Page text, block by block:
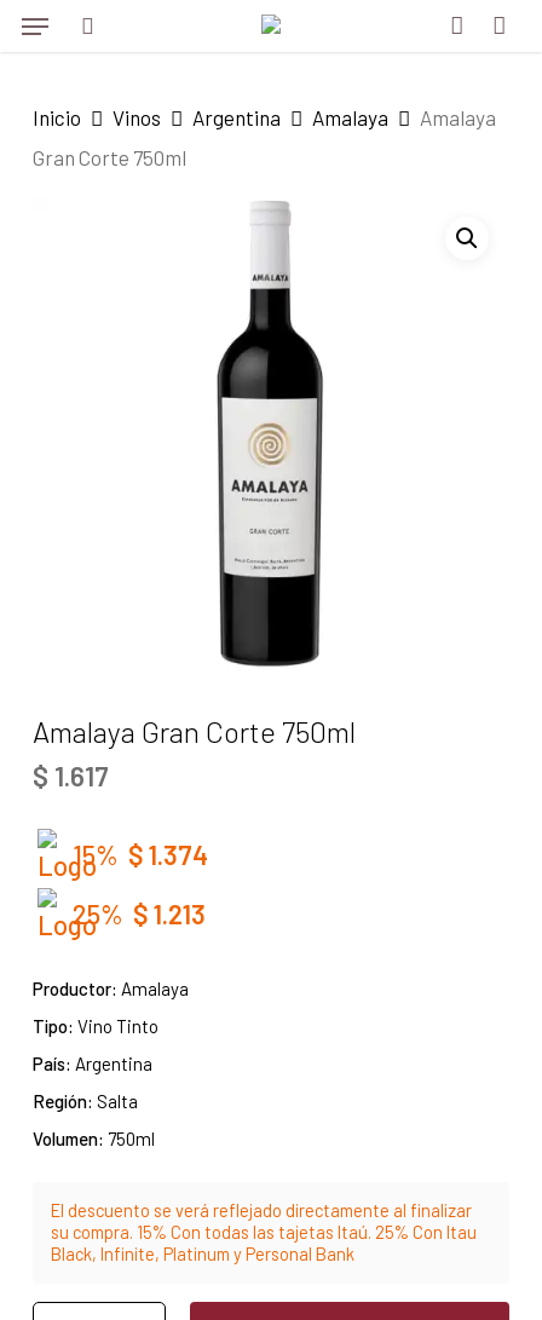
Skip
content
Menu
Inicio Vinos Argentina Amalaya
Amalaya
Gran Corte 750ml
Amalaya Gran Corte 750ml
$ 1.617
15% $1.374
25% $1.213
Productor: Amalaya
Tipo: Vino Tinto
País: Argentina
Región: Salta
Volumen: 750ml
El descuento se verá reflejado directamente al finalizar
su compra. 15% Con todas las tajetas Itaú. 25% Con Itau
Black, Infinite, Platinum y Personal Bank